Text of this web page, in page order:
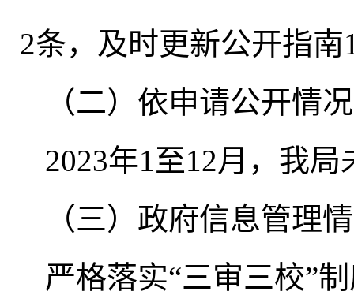
2条， 及时更新公开指
（二）依申请公开情况
2023年1至12月 ， 我局
（三）政府信息管理
严格落实“三审三校”